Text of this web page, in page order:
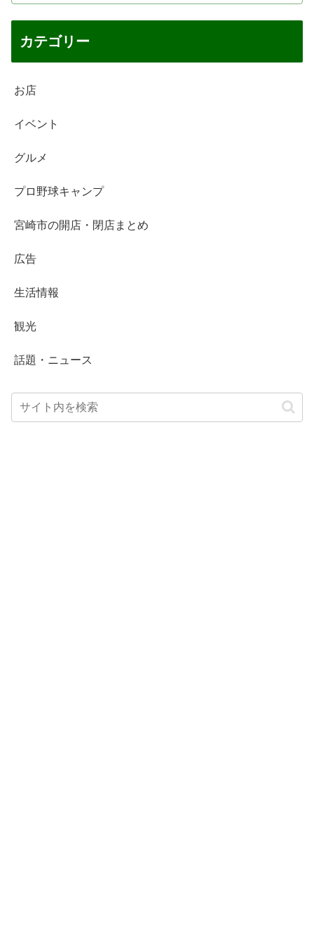
カテゴリー
お店
イベント
グルメ
プロ野球キャンプ
宮崎市の開店・閉店まとめ
広告
生活情報
観光
話題・ニュース